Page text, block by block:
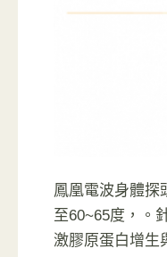
鳳凰電波身體探
至60~65度，。
激膠原蛋白增生